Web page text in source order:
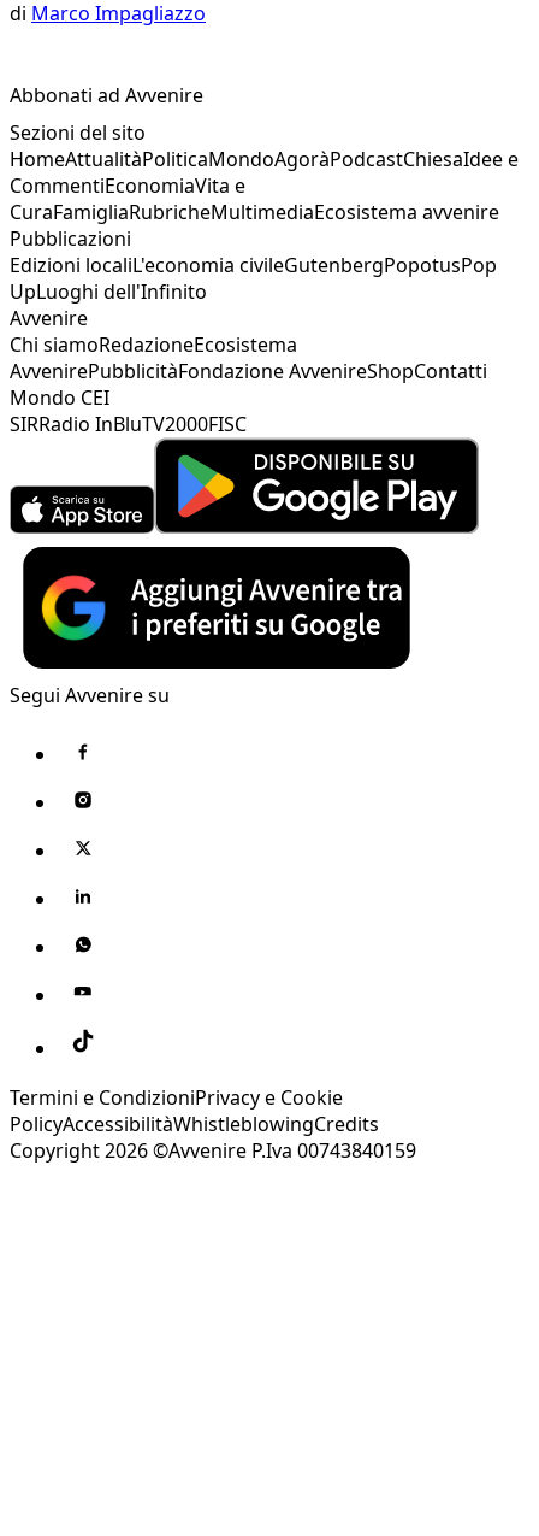
di Marco Impagliazzo
Abbonati ad Avvenire
Sezioni del sito
HomeAttualitàPoliticaMondoAgoràPodcastChiesaIdee e
CommentiEconomiaVita e
CuraFamigliaRubricheMultimediaEcosistema avvenire
Pubblicazioni
Edizioni localiL'economia civileGutenbergPopotusPop
UpLuoghi dell'Infinito
Avvenire
Chi siamoRedazioneEcosistema
AvvenirePubblicitàFondazione AvvenireShopContatti
Mondo CEI
SIRRadio InBluTV2000FISC
Segui Avvenire su
Termini e CondizioniPrivacy e Cookie
PolicyAccessibilitàWhistleblowingCredits
Copyright 2026 ©Avvenire P.Iva 00743840159